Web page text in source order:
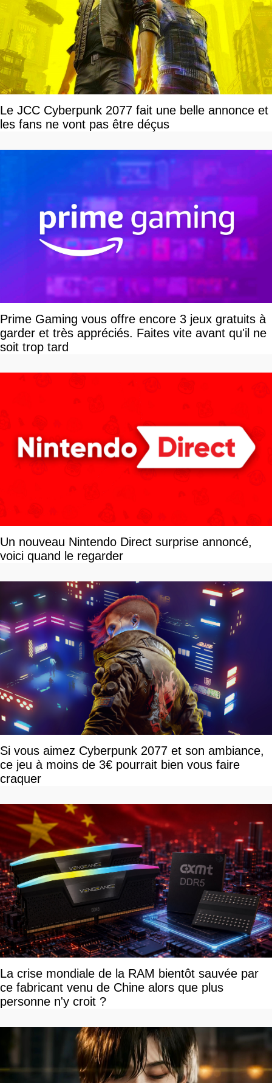
Le JCC Cyberpunk 2077 fait une belle annonce et
les fans ne vont pas être déçus
Prime Gaming vous offre encore 3 jeux gratuits à
garder et très appréciés. Faites vite avant qu'il ne
soit trop tard
Un nouveau Nintendo Direct surprise annoncé,
voici quand le regarder
Si vous aimez Cyberpunk 2077 et son ambiance,
ce jeu à moins de 3€ pourrait bien vous faire
craquer
La crise mondiale de la RAM bientôt sauvée par
ce fabricant venu de Chine alors que plus
personne n'y croit ?